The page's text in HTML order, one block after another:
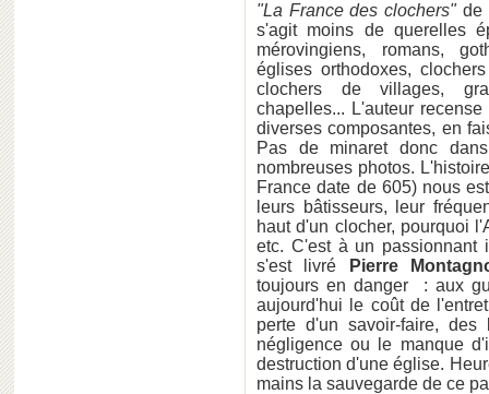
"La France des clochers"de
s'agit moins de querelles
mérovingiens, romans,
églises orthodoxes,
clochers de villages,
chapelles... L'auteur
diverses composantes, en
Pas de minaret donc
nombreuses photos.
France date de 605) nous
leurs bâtisseurs, leur
haut d'un clocher, pourquoi
etc. C'est à un passionnant
s'est livré
Pierre
toujours en danger : aux
aujourd'hui le coût de
perte d'un savoir-faire,
négligence ou le manque
destruction d'une église.
mains la sauvegarde de ce